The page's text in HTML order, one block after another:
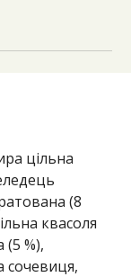
цільна
(8
квасоля
(5 %),
сочевиця,